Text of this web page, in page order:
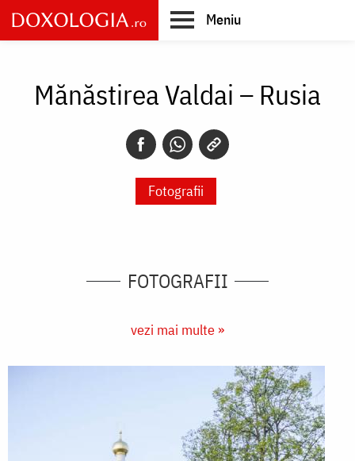
Skip
to
main
Meniu
Mănăstirea Valdai – Rusia
Fotografii
FOTOGRAFII
vezi mai multe »